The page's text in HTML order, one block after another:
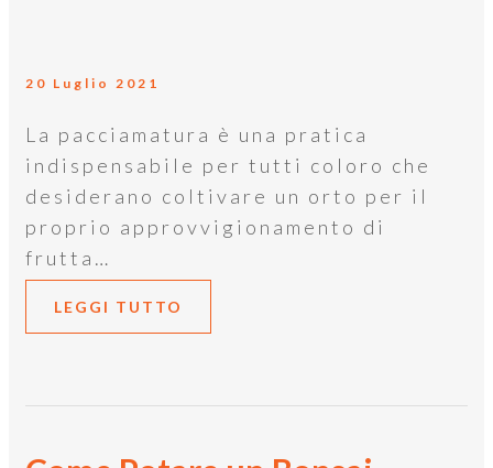
20 Luglio 2021
La pacciamatura è una pratica
indispensabile per tutti coloro che
desiderano coltivare un orto per il
proprio approvvigionamento di
frutta…
LEGGI TUTTO